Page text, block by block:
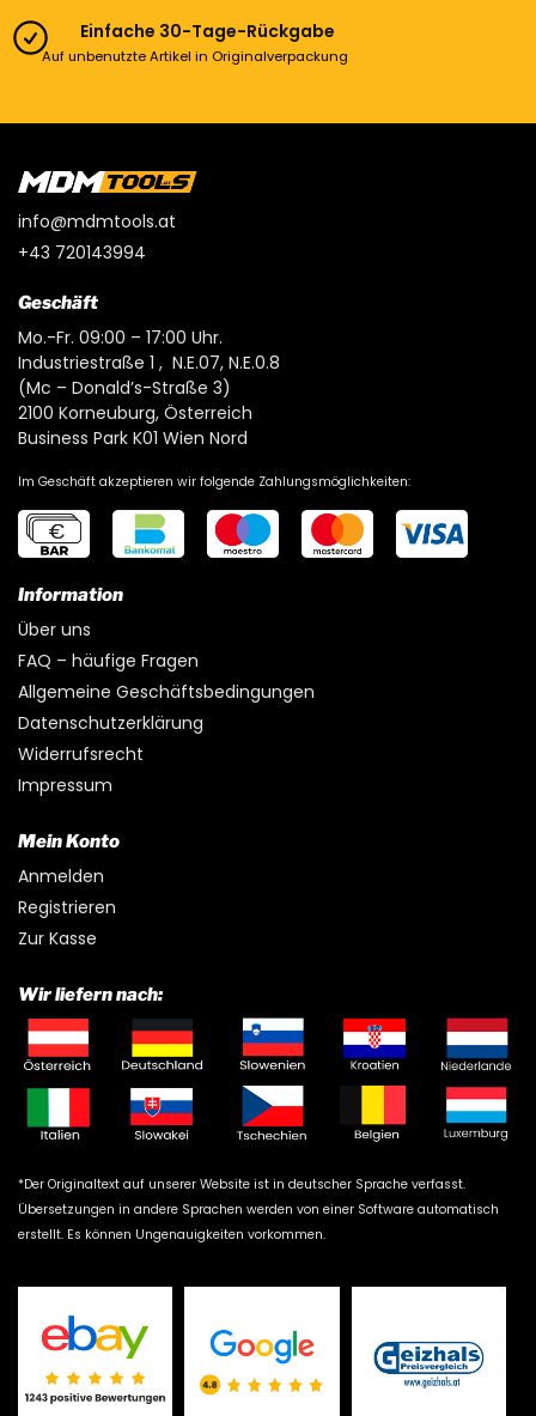
Einfache 30-Tage-Rückgabe
Auf unbenutzte Artikel in Originalverpackung
info@mdmtools.at
+43 720143994
Geschäft
Mo.-Fr. 09:00 – 17:00 Uhr.
Industriestraße 1 , N.E.07, N.E.0.8
(Mc – Donald’s-Straße 3)
2100 Korneuburg, Österreich
Business Park K01 Wien Nord
Im Geschäft akzeptieren wir folgende Zahlungsmöglichkeiten:
Information
Über uns
FAQ – häufige Fragen
Allgemeine Geschäftsbedingungen
Datenschutzerklärung
Widerrufsrecht
Impressum
Mein Konto
Anmelden
Registrieren
Zur Kasse
Wir liefern nach:
*Der Originaltext auf unserer Website ist in deutscher Sprache verfasst.
Übersetzungen in andere Sprachen werden von einer Software automatisch
erstellt. Es können Ungenauigkeiten vorkommen.